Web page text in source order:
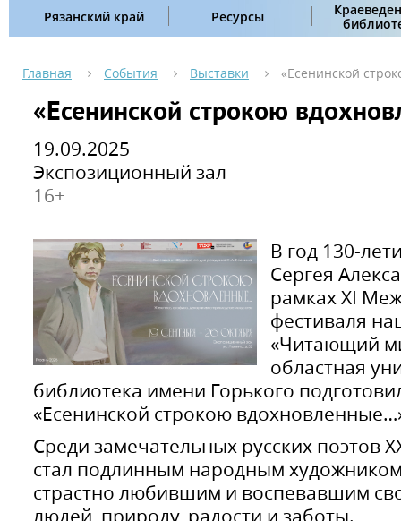
Рязанский край Ресурсы
Главная События Выставки «Есенинской
«Есенинской строкою
19.09.2025
Экспозиционный зал
16+
В год 130-
Сергея
рамках XI
фестиваля
«Читающий
областная
библиотека имени Горького
«Есенинской строкою
Среди замечательных русских поэтов
стал подлинным народным
страстно любившим и воспевавшим
людей, природу, радости и заботы.